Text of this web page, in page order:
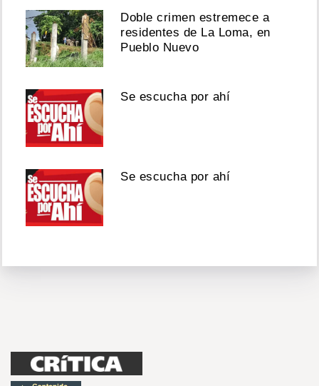
Doble crimen estremece a
residentes de La Loma, en
Pueblo Nuevo
Se escucha por ahí
Se escucha por ahí